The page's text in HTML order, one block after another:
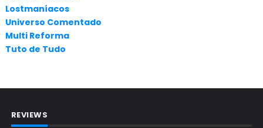
ARTES
AUDIÊNCIA
BAND
Lostmaníacos
Universo Comentado
Multi Reforma
Tuto de Tudo
REVIEWS